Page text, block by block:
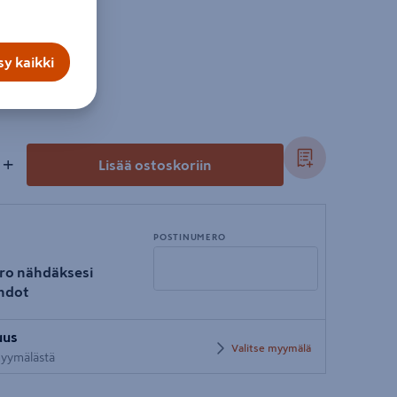
+ Lisää ostoskoriin
nähdäksesi
POSTINUMERO
postinumero
Valitse myymälä
kaikki